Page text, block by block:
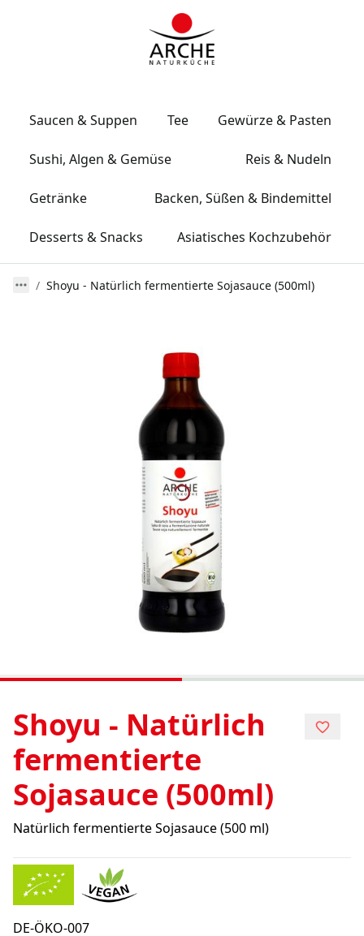
Saucen & Suppen Tee Gewürze & Pasten
Sushi, Algen & Gemüse Reis & Nudeln
Getränke Backen, Süßen & Bindemittel
Desserts & Snacks Asiatisches Kochzubehör
Shoyu - Natürlich fermentierte Sojasauce (500ml)
Shoyu - Natürlich
fermentierte
Sojasauce (500ml)
Natürlich fermentierte Sojasauce (500 ml)
DE-ÖKO-007